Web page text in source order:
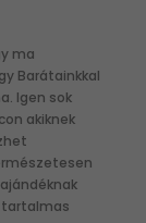
ma
Barátainkkal
Igen sok
akiknek
tartalmas